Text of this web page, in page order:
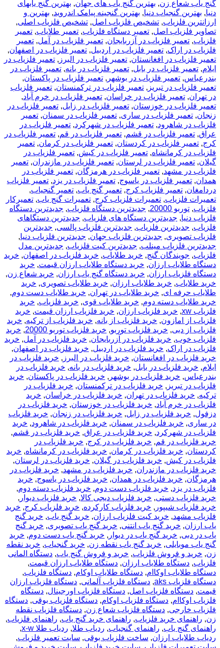
گنج یاب شعاع زن, بهترین گنج یاب های جهان, بهترین گنج یابهای
دنیا, بهترین گنجیاب دنیا, بهترین گنجینه پیامک اندروید, بهترین و
ارزانترین فلزیاب, تشخیص فلزیاب اصل, تشخیص فلزیاب اصلی,
تصاویر فلزیاب اصل, تعمیر دستگاه فلزیاب, تعمیر طلایاب, تعمیر
فلزیاب, تعمیر فلزیاب در آزربایجان, تعمیر فلزیاب در آمل, تعمیر
فلزیاب در اراک, تعمیر فلزیاب در اردبیل, تعمیر فلزیاب در اصفهان,
تعمیر فلزیاب در افغانستان, تعمیر فلزیاب در البرز , تعمیر فلزیاب در
ایلام, تعمیر فلزیاب در بابل, تعمیر فلزیاب در بانه, تعمیر فلزیاب در
بندرعباس, تعمیر فلزیاب در بوشهر , تعمیر فلزیاب در پاکستان,
تعمیر فلزیاب در تبریز , تعمیر فلزیاب در ترکمنستان, تعمیر فلزیاب
در تهران, تعمیر فلزیاب در خراسان, تعمیر فلزیاب در خرم آباد,
تعمیر فلزیاب در خوزستان, تعمیر فلزیاب در زابل, تعمیر فلزیاب در
زنجان, تعمیر فلزیاب در ساری, تعمیر فلزیاب در سمنان, تعمیر
فلزیاب در شاهرود, تعمیر فلزیاب در شهرکرد, تعمیر فلزیاب در
عراق, تعمیر فلزیاب در قشم, تعمیر فلزیاب در قم, تعمیر فلزیاب در
کرج, تعمیر فلزیاب در کردستان, تعمیر فلزیاب در کرمان, تعمیر
فلزیاب در کرمانشاه, تعمیر فلزیاب در کیش, تعمیر فلزیاب در
گیلان, تعمیر فلزیاب در لرستان, تعمیر فلزیاب در مازندران, تعمیر
فلزیاب در مشهد, تعمیر فلزیاب در هرمزگان, تعمیر فلزیاب در
همدان, تعمیر فلزیاب در یاسوج, تعمیر فلزیاب در یزد, تعمیر فلزیاب
دردامغان, تعمیر فلزیاب کرج, تعمیر گنج یاب, تعمیر گنجیاب,
تعمیرات فلزیاب, تعمیرات فلزیاب کرج, تعمیرات گنج یاب, تعمیرکار
فلزیاب, توربو 20000 , جدیدترین دستگاه فلزیاب, جدیدترین دستگاه
فلزیاب دنیا, جدیدترین دستگاه های فلزیاب, جدیدترین دستگاهای
فلزیاب, جدیدترین فلزیاب, جدیدترین فلزیاب پالسی, جدیدترین
فلزیاب تصویری, جدیدترین فلزیاب جهان, جدیدترین فلزیاب دنیا,
جدیدترین فلزیاب مینلب, جدیدترین کیت فلزیاب, جدیدترین مدل
فلزیاب, جویندگان گنج, خريد طلاياب, خريد فلزياب در اصفهان, خرید
دستگاه طلایاب ارزان, خرید دستگاه طلایاب ارزان قیمت, خرید
دستگاه فلزیاب ارزان, خرید دستگاه گنج یاب ارزان, خرید شعاع زن,
خرید طلایاب, خرید طلایاب ارزان, خرید طلایاب تصویری, خرید
طلایاب حرفه ای, خرید طلایاب در تهران, خرید طلایاب دست دوم,
خرید طلایاب دسته دوم, خرید طلایاب قوی, خرید فلزیاب, خرید
فلزیاب xw
, خرید فلزیاب ارزان, خرید فلزیاب ارزان قیمت, خرید
فلزیاب از امازون, خرید فلزیاب از بانه, خرید فلزیاب از ترکیه, خرید
فلزیاب از دبی, خرید فلزیاب توربو, خرید فلزیاب توربو 20000 , خرید
فلزیاب خوب, خرید فلزیاب در آزربایجان, خرید فلزیاب در آمل, خرید
فلزیاب در اراک, خرید فلزیاب در اردبیل, خرید فلزیاب در اصفهان,
خرید فلزیاب در افغانستان, خرید فلزیاب در البرز , خرید فلزیاب در
ایلام, خرید فلزیاب در بابل, خرید فلزیاب در بانه, خرید فلزیاب در
بندرعباس, خرید فلزیاب در بوشهر , خرید فلزیاب در پاکستان, خرید
فلزیاب در تبریز , خرید فلزیاب در ترکمنستان, خرید فلزیاب در
ترکیه, خرید فلزیاب در تهران, خرید فلزیاب در خراسان, خرید
فلزیاب در خرم آباد, خرید فلزیاب در خوزستان, خرید فلزیاب در
دزفول, خرید فلزیاب در زابل, خرید فلزیاب در زنجان, خرید فلزیاب
در ساری, خرید فلزیاب در سمنان, خرید فلزیاب در شاهرود, خرید
فلزیاب در شهرکرد, خرید فلزیاب در عراق, خرید فلزیاب در قشم,
خرید فلزیاب در قم, خرید فلزیاب در کرج, خرید فلزیاب در
کردستان, خرید فلزیاب در کرمان, خرید فلزیاب در کرمانشاه, خرید
فلزیاب در کیش, خرید فلزیاب در گیلان, خرید فلزیاب در لرستان,
خرید فلزیاب در مازندران, خرید فلزیاب در مشهد, خرید فلزیاب در
هرمزگان, خرید فلزیاب در همدان, خرید فلزیاب در یاسوج, خرید
فلزیاب در یزد, خرید فلزیاب دست دوم, خرید فلزیاب دسته دوم,
خرید فلزیاب دستی, خرید فلزیاب دیجی کالا, خرید فلزیاب دیوار ,
خرید فلزیاب شیپور , خرید فلزیاب کارکرده, خرید فلزیاب کرج, خرید
فلزیاب مشهد, خرید کیت فلزیاب ارزان, خرید گنج یاب, خرید گنج
یاب ارزان, خرید گنج یاب انتنی, خرید گنج یاب تصویری, خرید گنج
یاب در دبی, خرید گنج یاب در دیوار , خرید گنج یاب دست دوم, خرید
گنج یاب موبایلی, خرید گنج یاب نقطه زن, خرید گنجیاب, خرید نقطه
زن, خرید و فروش فلزیاب, خرید و فروش گنج یاب, دستگاه المانی
فلزیاب, دستگاه طلایاب ارزان, دستگاه طلایاب ارزان قیمت,
دستگاه طلایاب اوکاام, دستگاه طلایاب اوکام, دستگاه فلزیاب,
دستگاه فلزیاب aks
, دستگاه فلزیاب آلمانی, دستگاه فلزیاب ارزان
قیمت, دستگاه فلزیاب اصل, دستگاه فلزیاب اورجینال, دستگاه
فلزیاب اوکاام, دستگاه فلزیاب اوکام, دستگاه فلزیاب بوقی, دستگاه
فلزیاب خارجی, دستگاه فلزیاب شعاع زن, دستگاه فلزیاب نقطه
زن, راهنمای خرید فلزیاب, راهنمای خرید گنج یاب, راهنمای فلزیاب,
راهنمای گنج یاب, راهنمای گنجیاب, ردیاب طلا, ردیاب طلا x-w
,
ردیاب طلایاب ارزان, ساخت فلزیاب بوقی, سایت تعمیر فلزیاب,